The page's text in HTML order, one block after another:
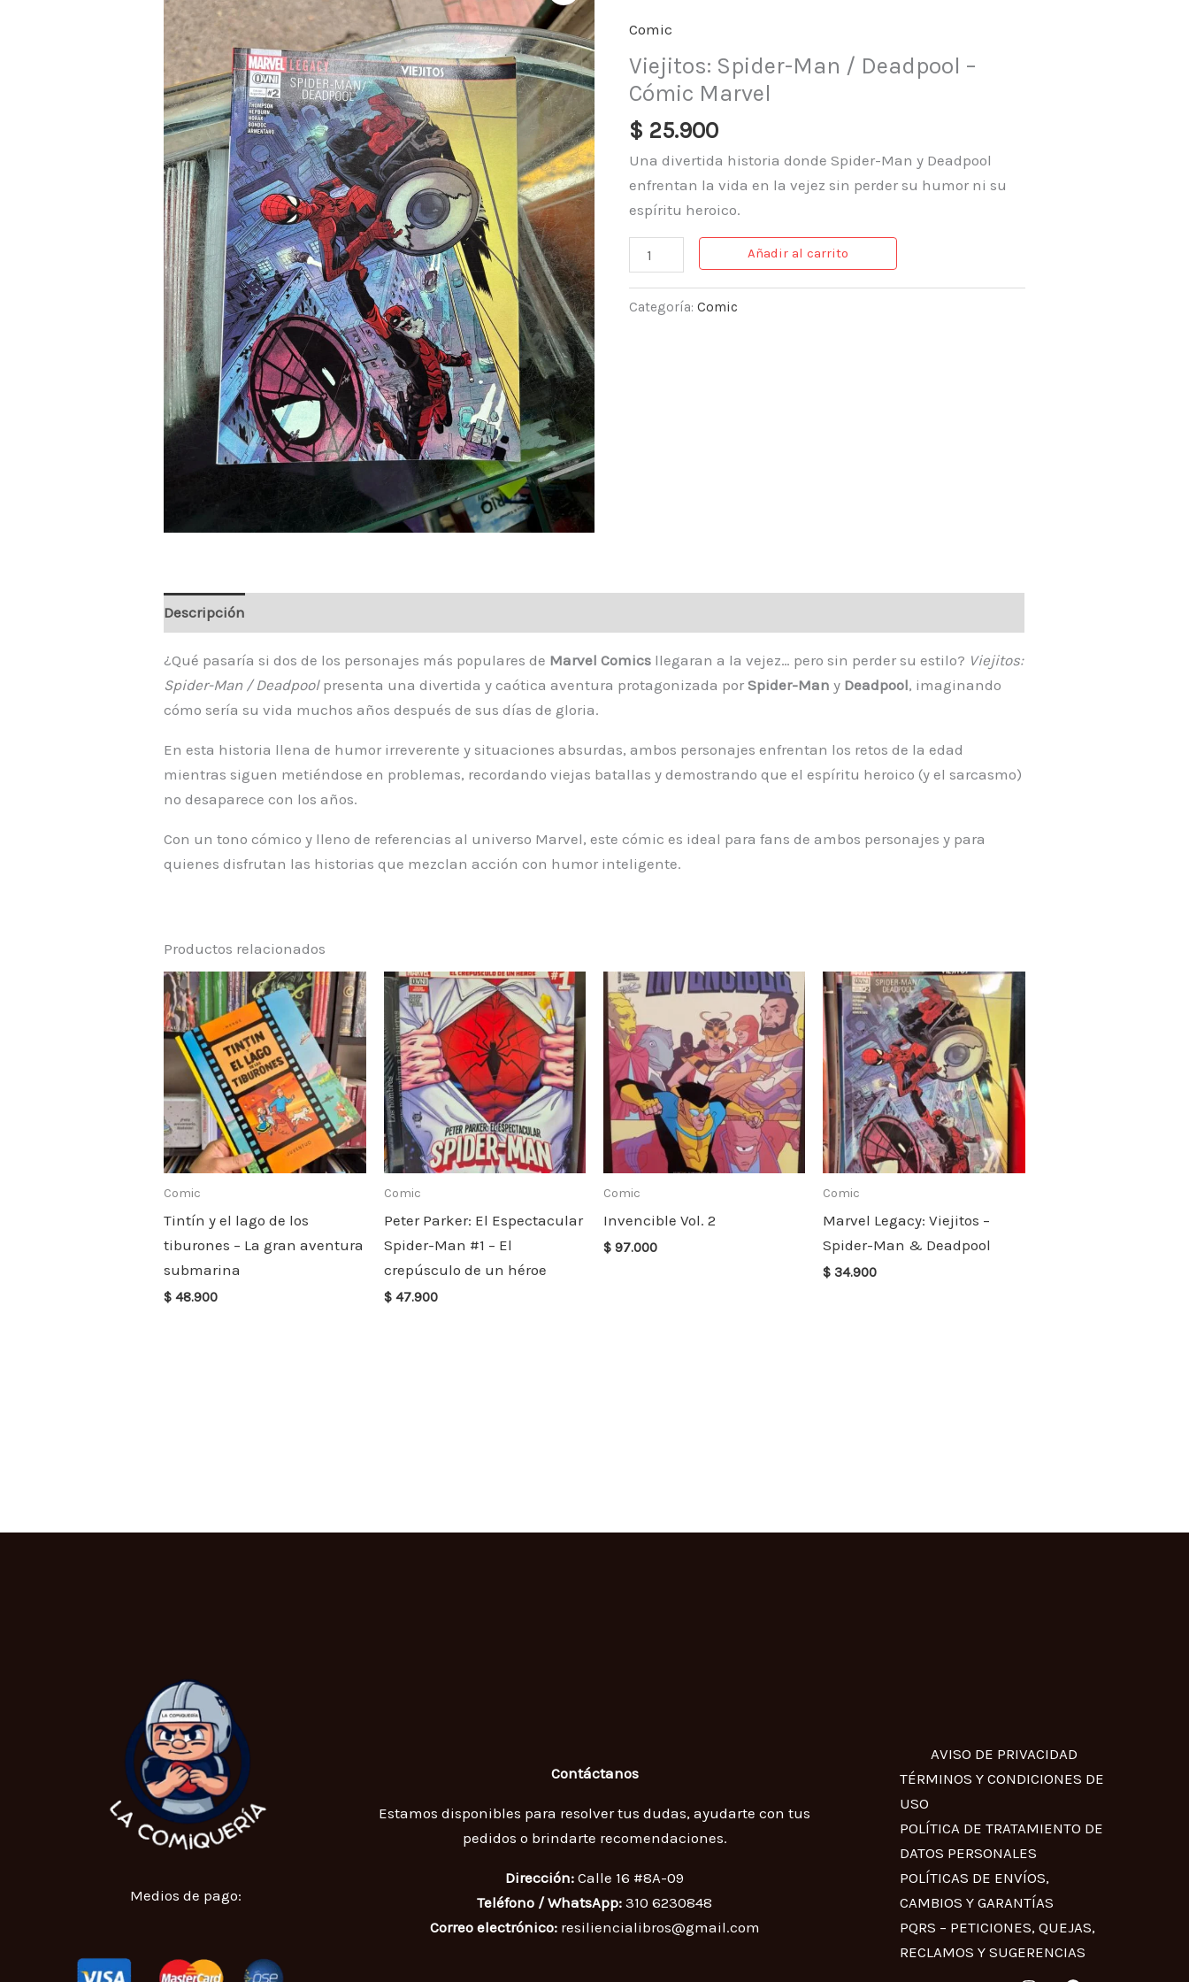
Comic
Viejitos: Spider-Man / Deadpool –
Cómic Marvel
$ 25.900
Una divertida historia donde Spider-Man y Deadpool
enfrentan la vida en la vejez sin perder su humor ni su
espíritu heroico.
Deadpool
–
Cómic
Marvel
cantidad
Añadir al carrito
Categoría: Comic
Descripción
¿Qué pasaría si dos de los personajes más populares de Marvel Comics llegaran a la vejez… pero sin perder su estilo? Viejitos:
Spider-Man / Deadpoolpresenta una divertida y caótica aventura protagonizada porSpider-Man y Deadpool, imaginando
cómo sería su vida muchos años después de sus días de gloria.
En esta historia llena de humor irreverente y situaciones absurdas, ambos personajes enfrentan los retos de la edad
mientras siguen metiéndose en problemas, recordando viejas batallas y demostrando que el espíritu heroico (y el sarcasmo)
no desaparece con los años.
Con un tono cómico y lleno de referencias al universo Marvel, este cómic es ideal para fans de ambos personajes y para
quienes disfrutan las historias que mezclan acción con humor inteligente.
Productos relacionados
Comic
Tintín y el lago de los
tiburones – La gran aventura
submarina
$ 48.900
Comic
Peter Parker: El Espectacular
Spider-Man #1 – El
crepúsculo de un héroe
$47.900
Comic
Invencible Vol. 2
$ 97.000
Comic
Marvel Legacy: Viejitos –
Spider-Man & Deadpool
$ 34.900
Medios de pago:
Contáctanos
Estamos disponibles para resolver tus dudas, ayudarte con tus
pedidos o brindarte recomendaciones.
Dirección: Calle 16 #8A-09
Teléfono / WhatsApp: 310 6230848
Correo electrónico:resiliencialibros@gmail.com
AVISO DE PRIVACIDAD
TÉRMINOS Y CONDICIONES DE
USO
POLÍTICA DE TRATAMIENTO DE
DATOS PERSONALES
POLÍTICAS DE ENVÍOS,
CAMBIOS Y GARANTÍAS
PQRS – PETICIONES, QUEJAS,
RECLAMOS Y SUGERENCIAS